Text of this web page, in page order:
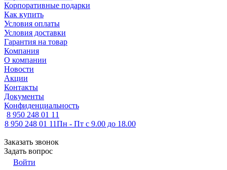
Корпоративные подарки
Как купить
Условия оплаты
Условия доставки
Гарантия на товар
Компания
О компании
Новости
Акции
Контакты
Документы
Конфиденциальность
8 950 248 01 11
8 950 248 01 11Пн - Пт с 9.00 до 18.00
Заказать звонок
Задать вопрос
Войти